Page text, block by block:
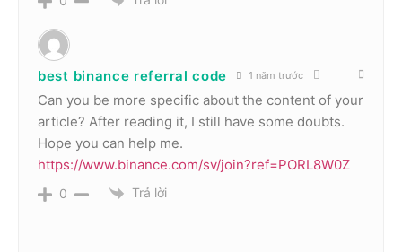
best binance referral code 1 năm trước
Can you be more specific about the content of your
article? After reading it, I still have some doubts.
Hope you can help me.
https://www.binance.com/sv/join?ref=PORL8W0Z
0 Trả lời